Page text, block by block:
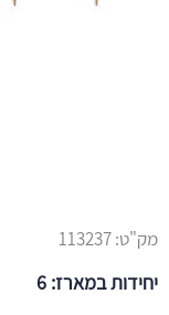
מק"ט:113237
יחידות במארז: 6